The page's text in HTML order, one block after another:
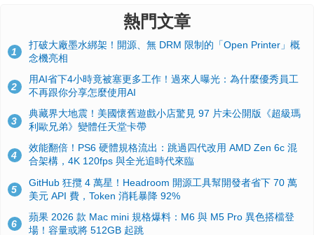
熱門文章
1
打破大廠墨水綁架！開源、無 DRM 限制的「Open Printer」概
念機亮相
2
用AI省下4小時竟被塞更多工作！過來人曝光：為什麼優秀員工
不再跟你分享怎麼使用AI
3
典藏界大地震！美國懷舊遊戲小店驚見 97 片未公開版《超級瑪
利歐兄弟》變體任天堂卡帶
4
效能翻倍！PS6 硬體規格流出：跳過四代改用 AMD Zen 6c 混
合架構，4K 120fps 與全光追時代來臨
5
GitHub 狂攬 4 萬星！Headroom 開源工具幫開發者省下 70 萬
美元 API 費，Token 消耗暴降 92%
6
蘋果 2026 款 Mac mini 規格爆料：M6 與 M5 Pro 異色搭檔登
場！容量或將 512GB 起跳